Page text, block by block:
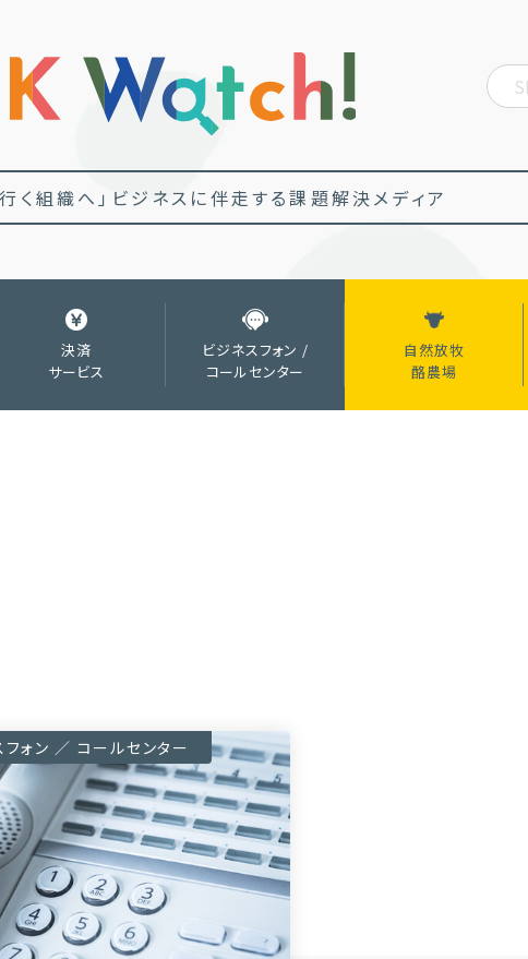
く組織へ」 ビジネスに伴走する課題解決メディア
決済
サービス
ビジネスフォン /
コールセンター
自然放牧
酪農場
フォン ／ コールセンター